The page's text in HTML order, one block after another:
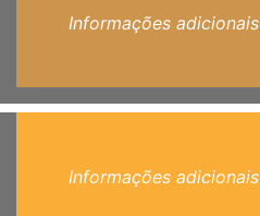
Informações adicionais
Informações adicionais